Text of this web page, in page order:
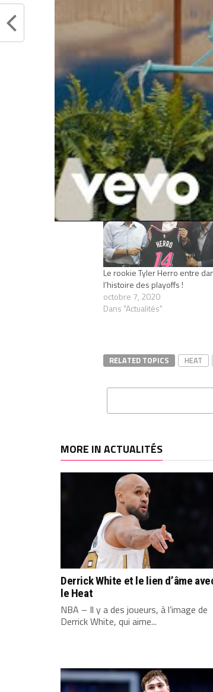
Tyler Herro – Playoffs 2020 : 21
3.7 assists. Playoffs 2021 : 4
assists.
Partager :
Articles similaires
Le rookie Tyler Herro entre
l’histoire des playoffs !
octobre 7, 2020
Dans "Actualités"
RELATED TOPICS HEAT
MORE IN ACTUALITÉS
Derrick White et le lien d’âme
le Heat
NBA – Il y a des joueurs, à l’image de
Derrick White, qui aime...